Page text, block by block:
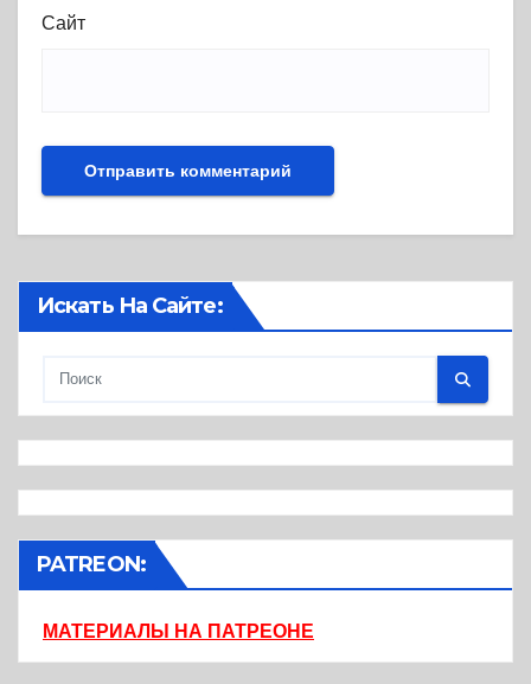
Сайт
Искать На Сайте:
PATREON:
МАТЕРИАЛЫ НА ПАТРЕОНЕ